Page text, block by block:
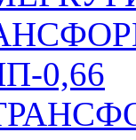
0,66